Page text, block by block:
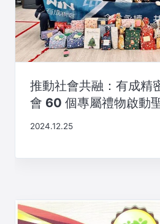
推動社會共融：有成精
會 60 個專屬禮物啟動
2024.12.25